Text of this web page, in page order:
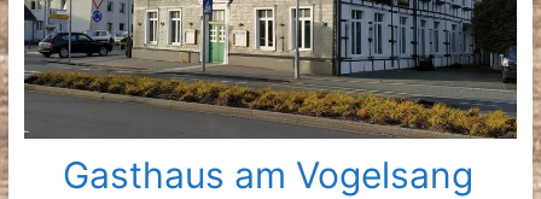
Gasthaus am Vogelsang